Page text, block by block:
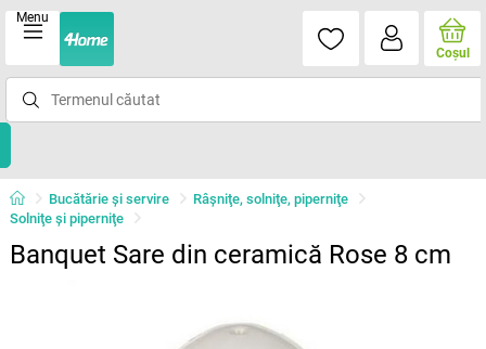
Menu
Coşul
Bucătărie și servire
Râşniţe, solniţe, piperniţe
Solniţe şi piperniţe
Banquet Sare din ceramică Rose 8 cm